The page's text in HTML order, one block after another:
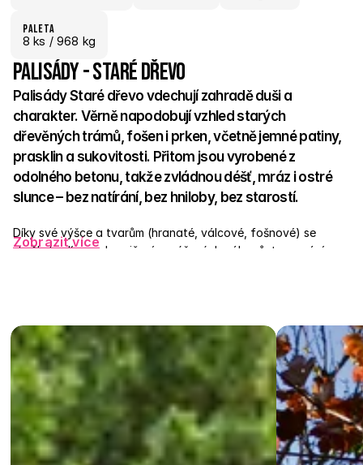
paletA
8 ks / 968 kg
Palisády - Staré dřevo
Palisády Staré dřevo vdechují zahradě duši a
charakter. Věrně napodobují vzhled starých
dřevěných trámů, fošen i prken, včetně jemné patiny,
prasklin a sukovitosti. Přitom jsou vyrobené z
odolného betonu, takže zvládnou déšť, mráz i ostré
slunce – bez natírání, bez hniloby, bez starostí.
Díky své výšce a tvarům (hranaté, válcové, fošnové) se
skvěle hodí pro ohraničení vyvýšených záhonů, tvarování
palisády ji dokonale doplňují.
Chceš zahradě dodat teplo starého dřeva, ale bez jeho
rozmarů? S palisádami Staré dřevo získáš vzhled tradice i
výdrž moderního materiálu.
Zobrazit více
inspirace - Staré dřevo